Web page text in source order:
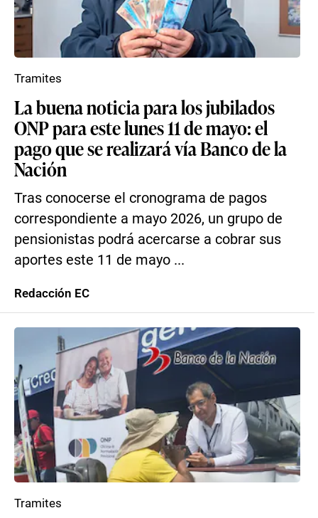
La buena noticia para los jubilados
ONP para este lunes 11 de mayo: el
pago que se realizará vía Banco de la
Nación
Tras conocerse el cronograma de pagos
correspondiente a mayo 2026, un grupo de
pensionistas podrá acercarse a cobrar sus
aportes este 11 de mayo ...
Tramites
Redacción EC
Tramites